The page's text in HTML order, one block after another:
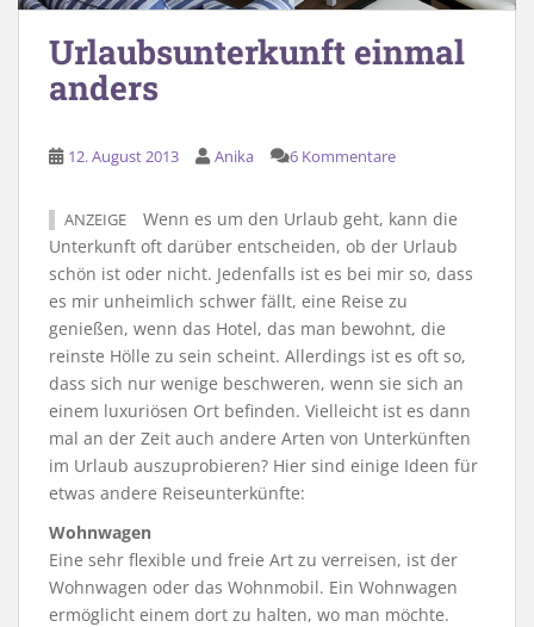
Urlaubsunterkunft einmal
anders
12. August 2013 Anika 6 Kommentare
ANZEIGE
Wenn es um den Urlaub geht, kann die
Unterkunft oft darüber entscheiden, ob der Urlaub
schön ist oder nicht. Jedenfalls ist es bei mir so, dass
es mir unheimlich schwer fällt, eine Reise zu
genießen, wenn das Hotel, das man bewohnt, die
reinste Hölle zu sein scheint. Allerdings ist es oft so,
dass sich nur wenige beschweren, wenn sie sich an
einem luxuriösen Ort befinden. Vielleicht ist es dann
mal an der Zeit auch andere Arten von Unterkünften
im Urlaub auszuprobieren? Hier sind einige Ideen für
etwas andere Reiseunterkünfte:
Wohnwagen
Eine sehr flexible und freie Art zu verreisen, ist der
Wohnwagen oder das Wohnmobil. Ein Wohnwagen
ermöglicht einem dort zu halten, wo man möchte.